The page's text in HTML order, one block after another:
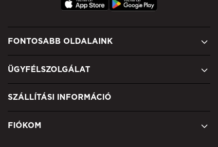
FONTOSABB OLDALAINK
ÜGYFÉLSZOLGÁLAT
SZÁLLÍTÁSI INFORMÁCIÓ
FIÓKOM